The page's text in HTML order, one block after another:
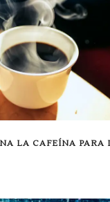
LA CAFEÍNA PARA